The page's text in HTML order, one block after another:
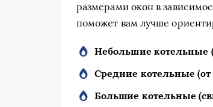
размерами окон в
поможет вам лучше
Небольшие котельные
Средние котельные (от
Большие котельные